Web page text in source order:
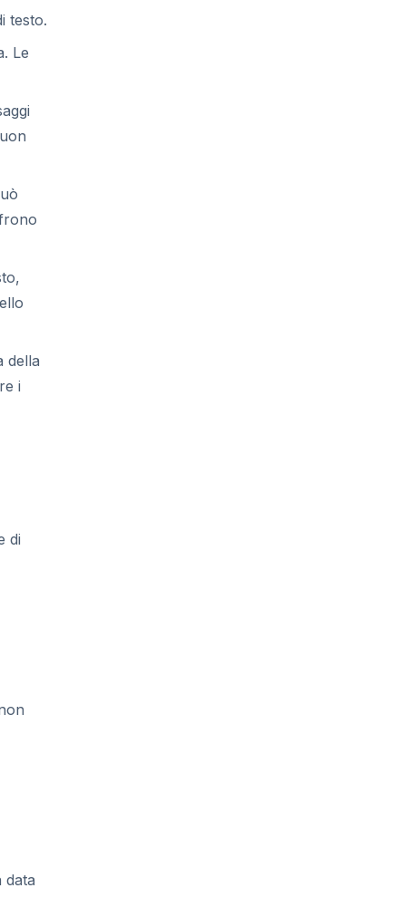
testo.
Le
della
i
di
data